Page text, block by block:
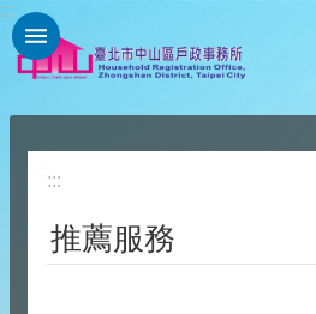
跳到主要內容區塊
:::
:::
推薦服務